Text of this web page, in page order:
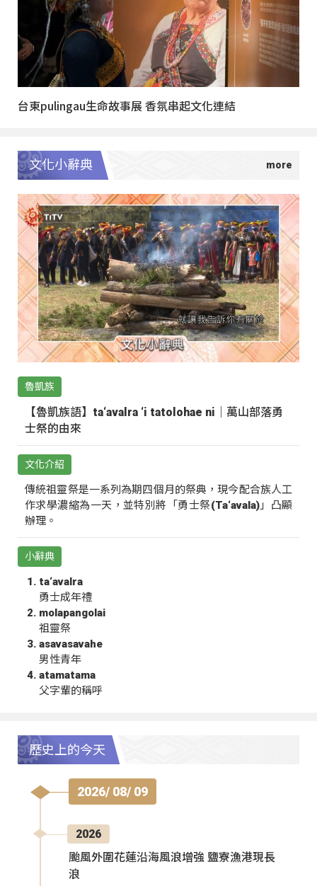
台東pulingau生命故事展 香氛串起文化連結
文化小辭典
魯凱族
【魯凱族語】ta‘avalra ‘i tatolohae ni｜萬山部落勇
士祭的由來
文化介紹
傳統祖靈祭是一系列為期四個月的祭典，現今配合族人工
作求學濃縮為一天，並特別將「勇士祭(Ta‘avala)」凸顯
辦理。
小辭典
ta‘avalra
勇士成年禮
molapangolai
祖靈祭
asavasavahe
男性青年
atamatama
父字輩的稱呼
歷史上的今天
2026/ 08/ 09
2026
颱風外圍花蓮沿海風浪增強 鹽寮漁港現長
浪